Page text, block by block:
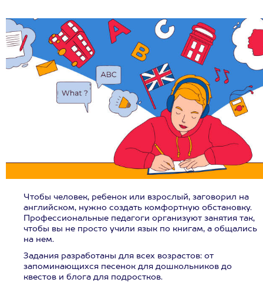
Чтобы человек, ребенок или взрослый, заговорил на
английском, нужно создать комфортную обстановку.
Профессиональные педагоги организуют занятия так,
чтобы вы не просто учили язык по книгам, а общались
на нем.
Задания разработаны для всех возрастов: от
запоминающихся песенок для дошкольников до
квестов и блога для подростков.